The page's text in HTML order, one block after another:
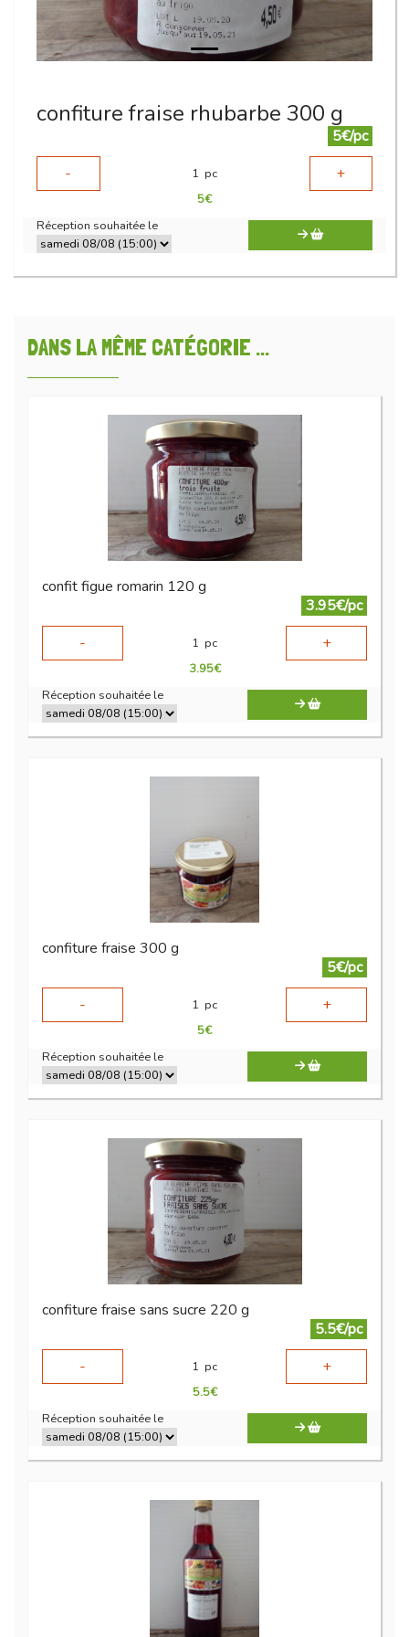
confiture fraise rhubarbe 300 g
5€/pc
-
1 pc +
5€
Réception souhaitée le
DANS LA MÊME CATÉGORIE ...
confit figue romarin 120 g
3.95€/pc
-
1 pc +
3.95€
Réception souhaitée le
confiture fraise 300 g
5€/pc
-
1 pc +
5€
Réception souhaitée le
confiture fraise sans sucre 220 g
5.5€/pc
-
1 pc +
5.5€
Réception souhaitée le